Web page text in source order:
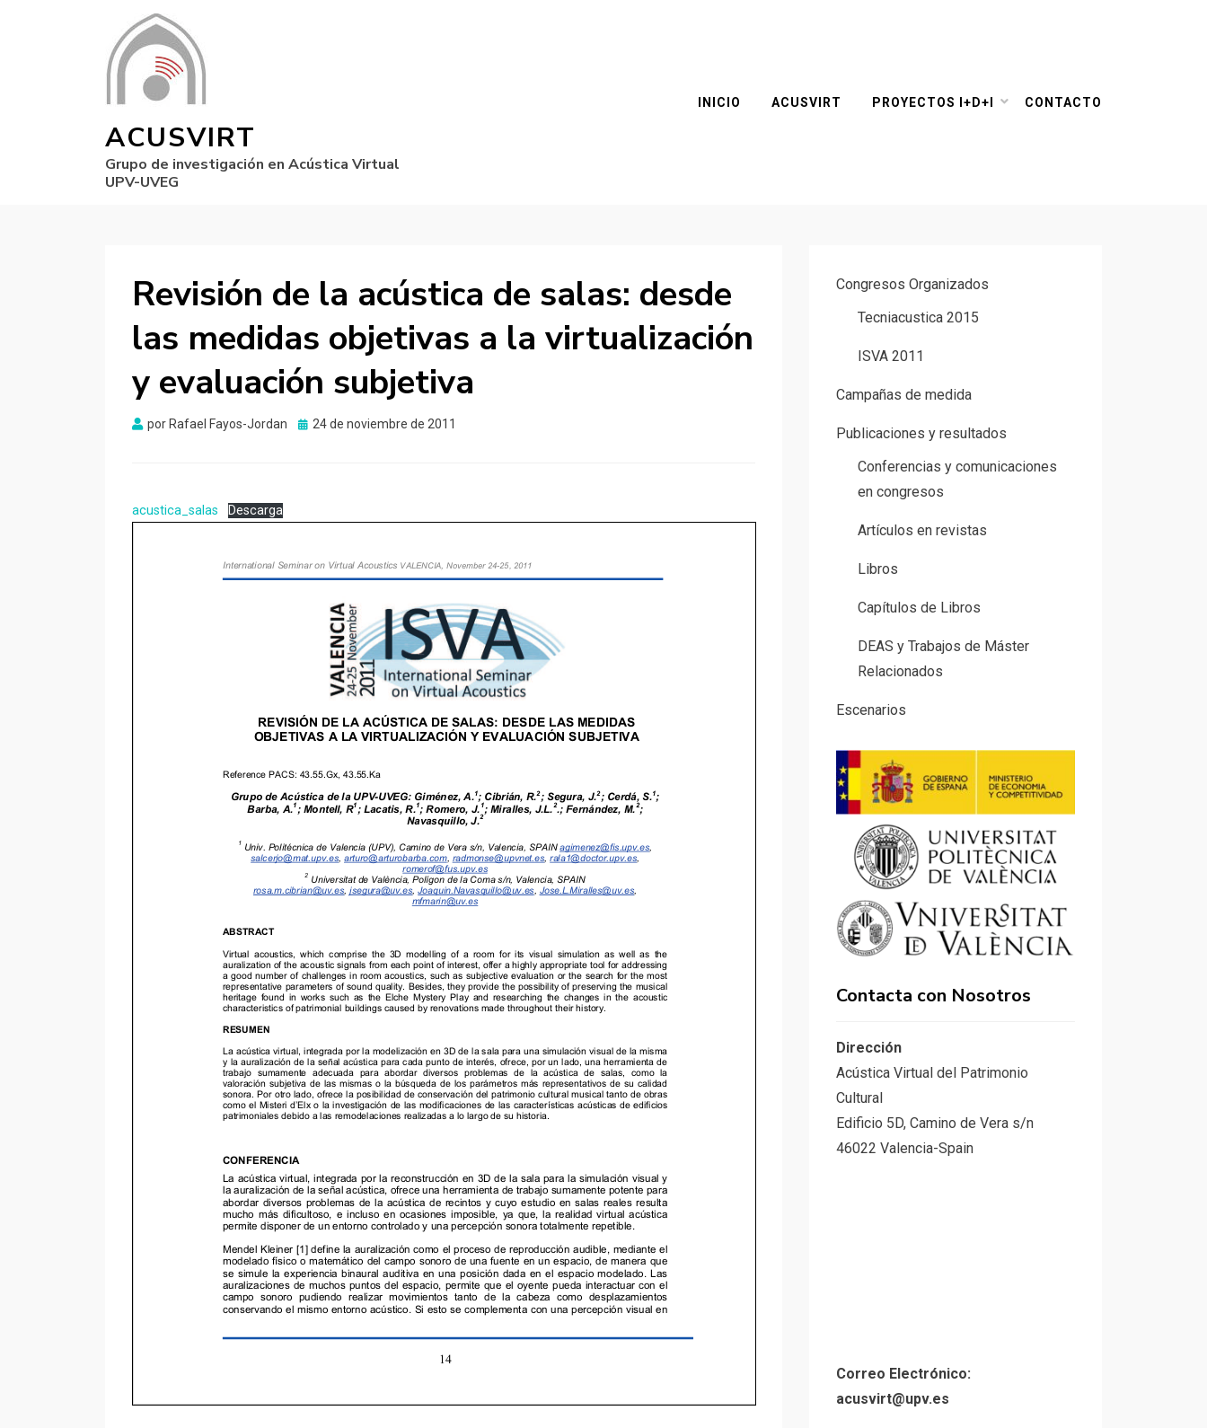
ACUSVIRT
Grupo de investigación en Acústica Virtual
UPV-UVEG
INICIO ACUSVIRT PROYECTOS I+D+I CONTACTO
Revisión de la acústica de salas: desde
las medidas objetivas a la virtualización
y evaluación subjetiva
por Rafael Fayos-Jordan
Publicado
24 de noviembre de 2011
acustica_salas Descarga
Congresos Organizados
Tecniacustica 2015
ISVA 2011
Campañas de medida
Publicaciones y resultados
Conferencias y comunicaciones
en congresos
Artículos en revistas
Libros
Capítulos de Libros
DEAS y Trabajos de Máster
Relacionados
Escenarios
Contacta con Nosotros
Dirección
Acústica Virtual del Patrimonio
Cultural
Edificio 5D, Camino de Vera s/n
46022 Valencia-Spain
Correo Electrónico:
acusvirt@upv.es